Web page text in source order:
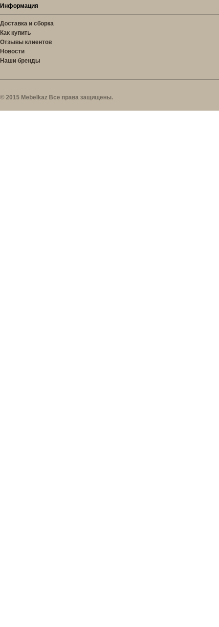
Информация
Доставка и сборка
Как купить
Отзывы клиентов
Новости
Наши бренды
© 2015 Mebelkaz Все права защищены.